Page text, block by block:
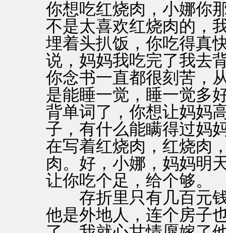
你想吃红烧肉，小娜你
不是太喜欢红烧肉的，
埋着头扒饭，你吃得真
说，妈妈我吃完了我去
你念书一直都很刻苦，
是能睡一觉，睡一觉多
背单词了，你想让妈
子，有什么能瞒得过妈
在写着红烧肉，红烧肉
肉。好，小娜，妈妈明
让你吃个足，给个够。
存折里只有几百元钱
他是外地人，连个房子